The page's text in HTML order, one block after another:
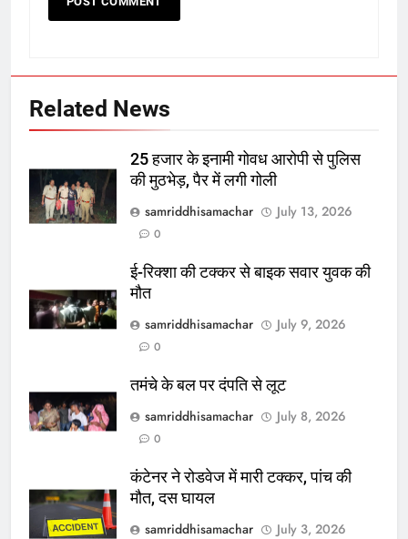
Related News
25 हजार के इनामी गोवध आरोपी से पुलिस
की मुठभेड़, पैर में लगी गोली
samriddhisamachar
July 13, 2026
0
ई-रिक्शा की टक्कर से बाइक सवार युवक की
मौत
samriddhisamachar
July 9, 2026
0
तमंचे के बल पर दंपति से लूट
samriddhisamachar
July 8, 2026
0
कंटेनर ने रोडवेज में मारी टक्कर, पांच की
मौत, दस घायल
samriddhisamachar
July 3, 2026